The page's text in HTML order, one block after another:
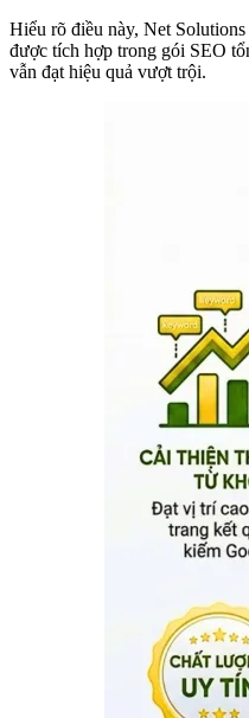
Hiểu rõ điều này, Net Solutions
được tích hợp trong gói SEO
vẫn đạt hiệu quả vượt trội.